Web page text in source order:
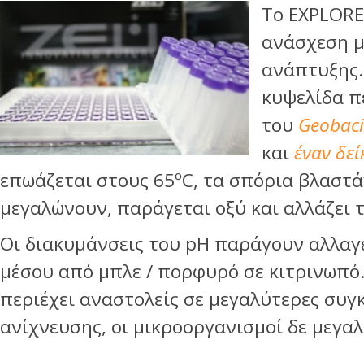
Το
ανάσχεση
κυψελίδα
του
καιέναν
επωάζεται στους 65ºC, τα σπόρια
μεγαλώνουν, παράγεται οξύ και αλλάζει
Οι διακυμάνσεις του pH παράγουν
μέσου από μπλε / πορφυρό σε
περιέχει αναστολείς σε μεγαλύτερες
ανίχνευσης, οι μικροοργανισμοί δε